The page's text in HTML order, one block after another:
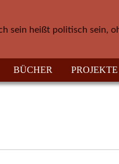
sein heißt politisch sein,
BÜCHER PROJEKTE